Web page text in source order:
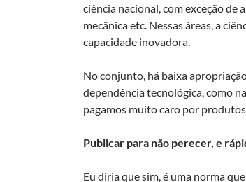
ciência nacional, com exceção
mecânica etc. Nessas áreas, a
capacidade inovadora.
No conjunto, há baixa
dependência tecnológica, como
pagamos muito caro por
Publicar para não perecer, e
Eu diria que sim, é uma norma